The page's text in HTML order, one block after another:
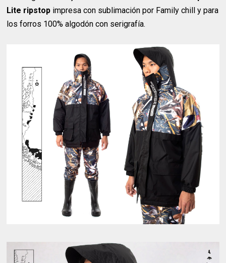
Lite ripstop impresa con sublimación por Family chill y para
los forros 100% algodón con serigrafía.